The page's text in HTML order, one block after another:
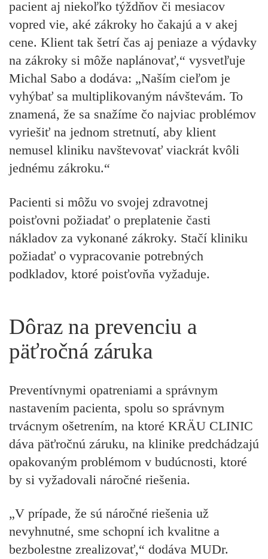
pacient aj niekoľko týždňov či mesiacov
vopred vie, aké zákroky ho čakajú a v akej
cene. Klient tak šetrí čas aj peniaze a výdavky
na zákroky si môže naplánovať,“ vysvetľuje
Michal Sabo a dodáva: „Naším cieľom je
vyhýbať sa multiplikovaným návštevám. To
znamená, že sa snažíme čo najviac problémov
vyriešiť na jednom stretnutí, aby klient
nemusel kliniku navštevovať viackrát kvôli
jednému zákroku.“
Pacienti si môžu vo svojej zdravotnej
poisťovni požiadať o preplatenie časti
nákladov za vykonané zákroky. Stačí kliniku
požiadať o vypracovanie potrebných
podkladov, ktoré poisťovňa vyžaduje.
Dôraz na prevenciu a
päťročná záruka
Preventívnymi opatreniami a správnym
nastavením pacienta, spolu so správnym
trvácnym ošetrením, na ktoré KRÄU CLINIC
dáva päťročnú záruku, na klinike predchádzajú
opakovaným problémom v budúcnosti, ktoré
by si vyžadovali náročné riešenia.
„V prípade, že sú náročné riešenia už
nevyhnutné, sme schopní ich kvalitne a
bezbolestne zrealizovať,“ dodáva MUDr.